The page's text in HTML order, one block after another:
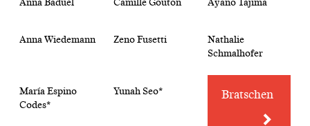
Anna Wiedemann Zeno Fusetti
Nathalie
Schmalhofer
María Espino
Codes*
Yunah Seo* Bratschen